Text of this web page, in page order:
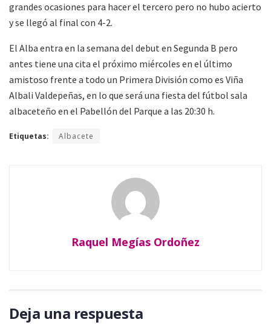
grandes ocasiones para hacer el tercero pero no hubo acierto
y se llegó al final con 4-2.
El Alba entra en la semana del debut en Segunda B pero
antes tiene una cita el próximo miércoles en el último
amistoso frente a todo un Primera División como es Viña
Albali Valdepeñas, en lo que será una fiesta del fútbol sala
albaceteño en el Pabellón del Parque a las 20:30 h.
Etiquetas: Albacete
Raquel Megías Ordoñez
Deja una respuesta